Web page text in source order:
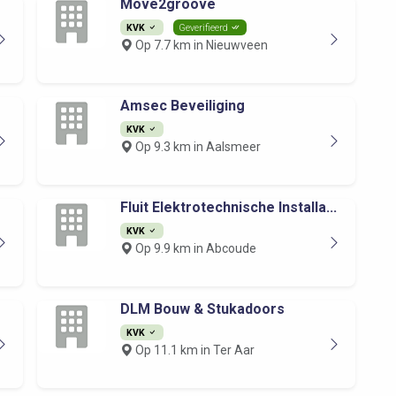
Move2groove
KVK Geverifieerd
Op 7.7 km in Nieuwveen
Amsec Beveiliging
KVK
Op 9.3 km in Aalsmeer
Fluit Elektrotechnische Installa...
KVK
Op 9.9 km in Abcoude
DLM Bouw & Stukadoors
KVK
Op 11.1 km in Ter Aar